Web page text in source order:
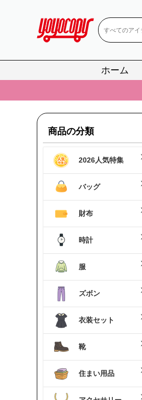
ホーム
商品の分類
2026人気特集
バッグ
財布
時計
服
ズボン
衣装セット
靴
住まい用品